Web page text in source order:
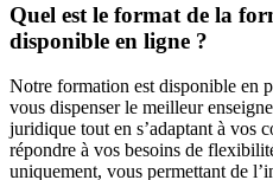
Quel est le format de la
disponible en ligne ?
Notre formation est disponible en
vous dispenser le meilleur
juridique tout en s’adaptant à vos
répondre à vos besoins de
uniquement, vous permettant de